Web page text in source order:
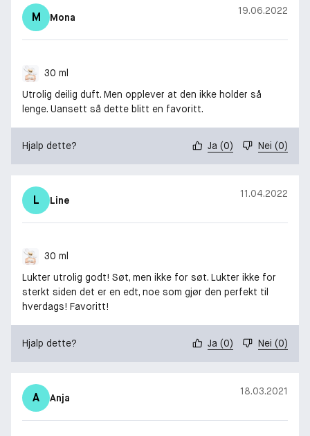
M Mona
19.06.2022
30 ml
Utrolig deilig duft. Men opplever at den ikke holder så
lenge. Uansett så dette blitt en favoritt.
Hjalp dette? Ja (0) Nei (0)
L Line
11.04.2022
30 ml
Lukter utrolig godt! Søt, men ikke for søt. Lukter ikke for
sterkt siden det er en edt, noe som gjør den perfekt til
hverdags! Favoritt!
Hjalp dette? Ja (0) Nei (0)
A Anja
18.03.2021